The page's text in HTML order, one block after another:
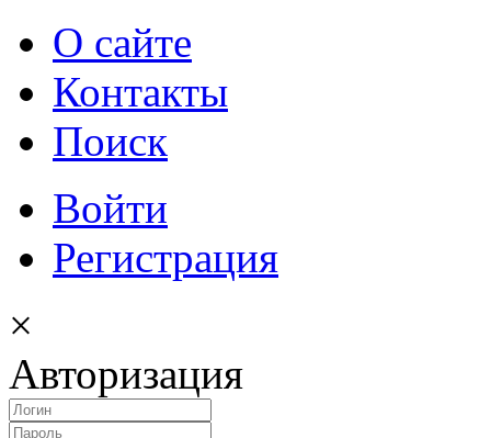
О сайте
Контакты
Поиск
Войти
Регистрация
×
Авторизация